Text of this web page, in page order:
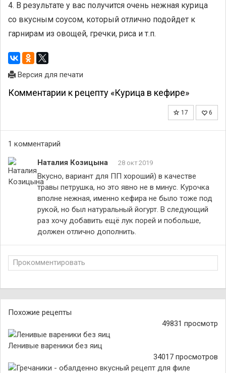
4. В результате у вас получится очень нежная курица
со вкусным соусом, который отлично подойдет к
гарнирам из овощей, гречки, риса и т.п.
Версия для печати
Комментарии к рецепту «Курица в кефире»
17 6
1 комментарий
Наталия Козицына 28 окт 2019
Вкусно, вариант для ПП хороший) в качестве
травы петрушка, но это явно не в минус. Курочка
вполне нежная, именно кефира не было тоже под
рукой, но был натуральный йогурт. В следующий
раз хочу добавить ещё лук порей и побольше,
должен отлично дополнить.
Прокомментировать
Похожие рецепты
49831 просмотр
Ленивые вареники без яиц
34017 просмотров